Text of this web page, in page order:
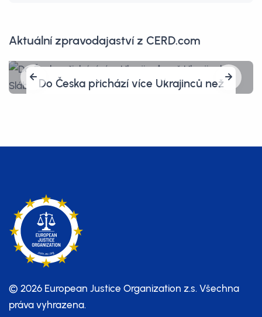
Aktuální zpravodajaství z CERD.com
Do Česka přichází více Ukrajinců než
© 2026 European Justice Organization z.s. Všechna
práva vyhrazena.